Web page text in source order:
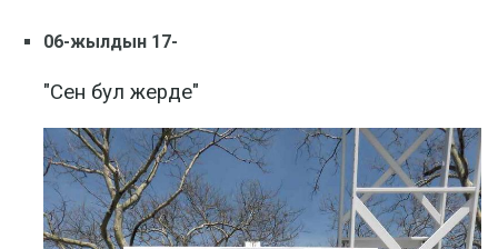
06-жылдын 17-
"Сен бул жерде"